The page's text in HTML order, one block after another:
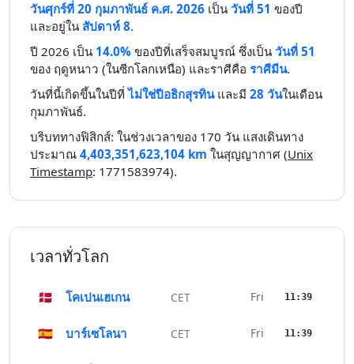
วันศุกร์ที่ 20 กุมภาพันธ์ ค.ศ. 2026 เป็น วันที่ 51 ของปี
และอยู่ใน สัปดาห์ 8.
ปี 2026 เป็น 14.0% ของปีที่เสร็จสมบูรณ์ ซึ่งเป็น วันที่ 51
ของ ฤดูหนาว (ในซีกโลกเหนือ) และราศีคือ ราศีมีน.
วันที่นี้เกิดขึ้นในปีที่ไม่ใช่ปีอธิกสุรทินและมี 28 วันในเดือน
กุมภาพันธ์.
บริบททางฟิสิกส์: ในช่วงเวลาของ 170 วัน แสงเดินทาง
ประมาณ 4,403,351,623,104 km ในสุญญากาศ (Unix
Timestamp: 1771583974).
เวลาทั่วโลก
🇩🇰 โคเปนเฮเกน CET Fri 11:39
🇪🇸 บาร์เซโลนา CET Fri 11:39